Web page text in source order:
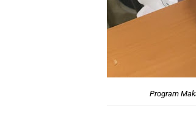
Program